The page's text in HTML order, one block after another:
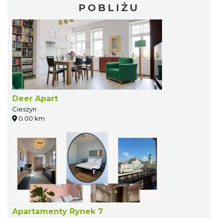
POBLIŻU
Deer Apart
Cieszyn
0.00 km
Apartamenty Rynek 7